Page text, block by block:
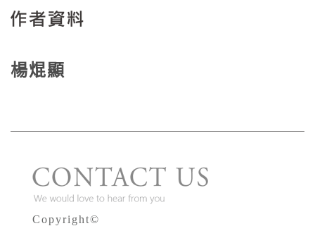
楊焜顯
Copyright©